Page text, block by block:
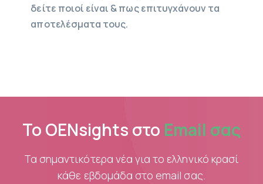
δείτε ποιοί είναι & πως επιτυγχάνουν τα
αποτελέσματα τους.
To OENsights στο Email σας
Τα σημαντικότερα νέα για το ελληνικό κρασί
κάθε εβδομάδα στο email σας.